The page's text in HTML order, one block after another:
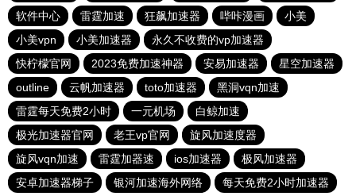
软件中心
雷霆加速 狂飙加速器 哔咔漫画
小美
小美vpn
小美加速器
永久不收费的vp加速器
快柠檬官网
2023免费加速神器 安易加速器
星空加速器
outline
云帆加速器 toto加速器
黑洞vqn加速
雷霆每天免费2小时
一元机场
白鲸加速
极光加速器官网
老王vp官网
旋风加速度器
旋风vqn加速
雷霆加器速 ios加速器
极风加速器
安卓加速器梯子
银河加速海外网络
每天免费2小时加速器